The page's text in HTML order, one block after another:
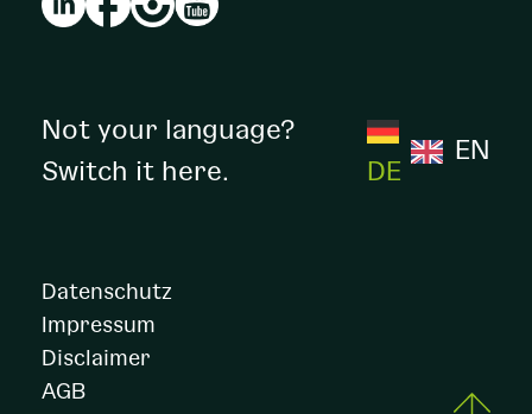
Not your language?
Switch it here.
DE
EN
Datenschutz
Impressum
Disclaimer
AGB